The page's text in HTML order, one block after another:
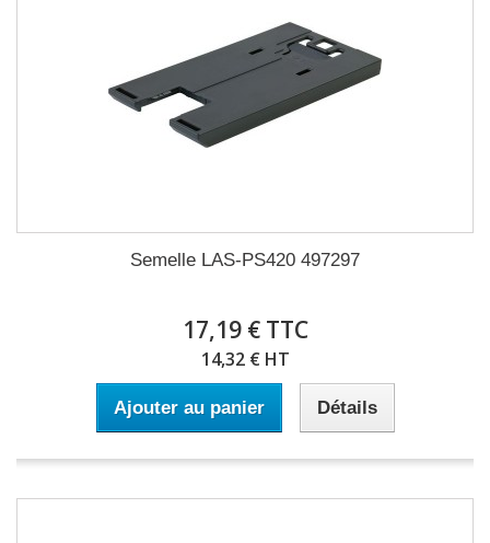
Semelle LAS-PS420 497297
17,19 € TTC
14,32 € HT
Ajouter au panier Détails